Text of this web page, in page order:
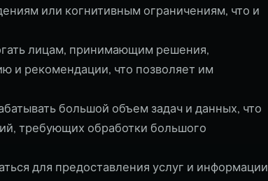
или когнитивным ограничениям, что и
лицам, принимающим решения,
и рекомендации, что позволяет им
большой объем задач и данных, что
требующих обработки большого
для предоставления услуг и информации